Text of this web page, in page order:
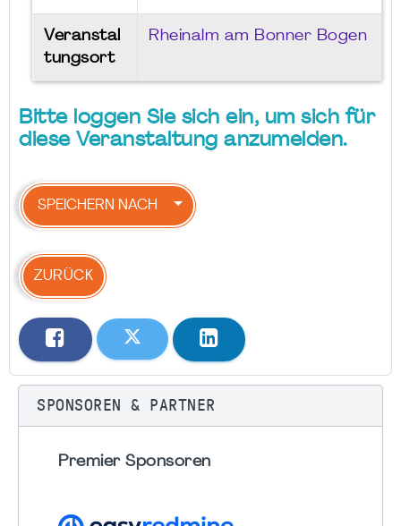
Veranstal
tungsort
Rheinalm am Bonner Bogen
Bitte loggen Sie sich ein, um sich für
diese Veranstaltung anzumelden.
SPEICHERN NACH
ZURÜCK
SPONSOREN & PARTNER
Premier Sponsoren